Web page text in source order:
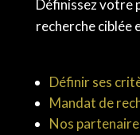
Définissez votre
recherche ciblée
Définir ses
Mandat de
Nos